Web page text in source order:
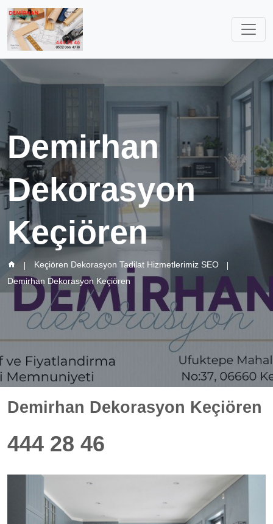
Demirhan
Dekorasyon
Keçiören
Keçiören Dekorasyon Tadilat Hizmetlerimiz SEO
Demirhan Dekorasyon Keçiören
Demirhan Dekorasyon Keçiören
444 28 46